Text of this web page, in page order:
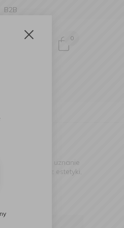
B2B
0
zyskały uznanie
oraz estetyki,